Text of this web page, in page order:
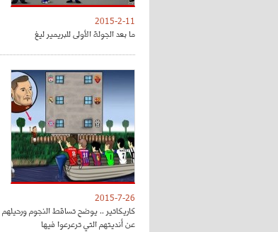
2015-2-11
ما بعد الجولة الأولى للبريمير ليغ
2015-7-26
كاريكاتير .. يوضح تساقط النجوم ورحيلهم
عن أنديتهم التي ترعرعوا فيها